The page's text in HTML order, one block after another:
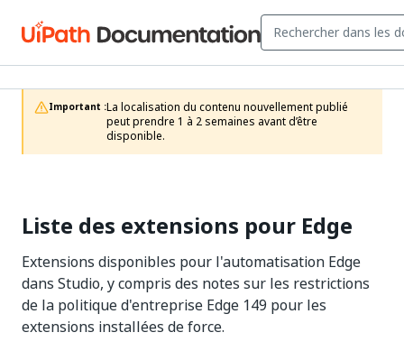
Important :La localisation du contenu nouvellement publié
peut prendre 1 à 2 semaines avant d’être
disponible.
Liste des extensions pour Edge
Extensions disponibles pour l'automatisation Edge
dans Studio, y compris des notes sur les restrictions
de la politique d'entreprise Edge 149 pour les
extensions installées de force.